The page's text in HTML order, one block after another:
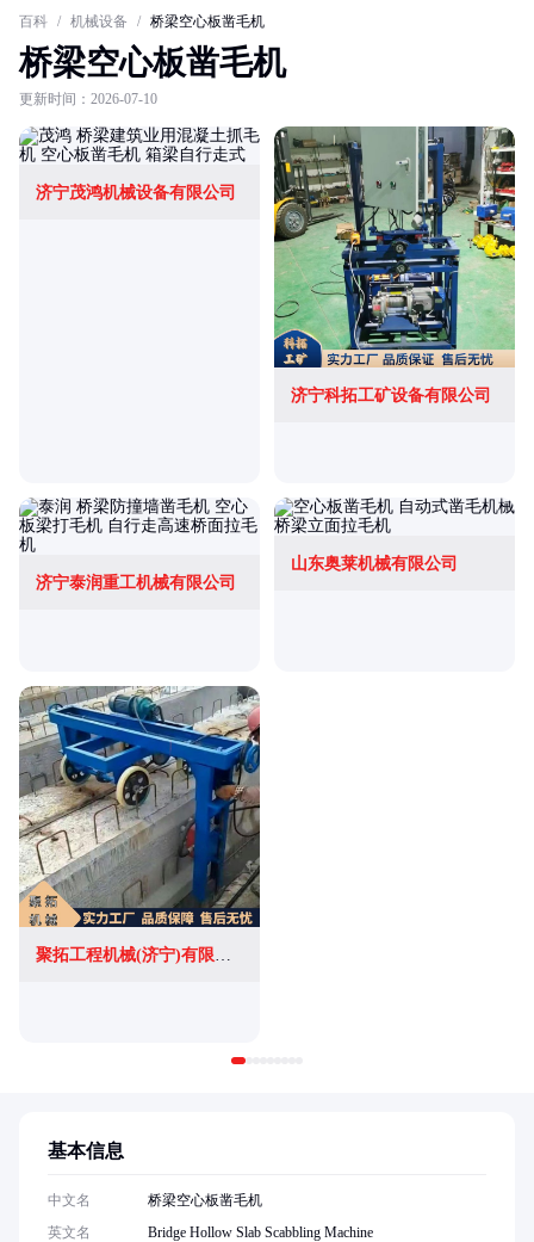
百科 / 机械设备 / 桥梁空心板凿毛机
桥梁空心板凿毛机
更新时间：2026-07-10
济宁茂鸿机械设备有限公司
济宁科拓工矿设备有限公司
济宁泰润重工机械有限公司
山东奥莱机械有限公司
基本信息
中文名
桥梁空心板凿毛机
英文名
Bridge Hollow Slab Scabbling Machine